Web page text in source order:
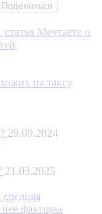
Поделиться
статья Мечтаете о
на таксу
29.09.2024
21.03.2025